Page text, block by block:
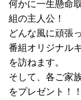
何かに一生懸命
組の主人公！
どんな風に頑張
番組オリジナル
を訪ねます。
そして、各ご家
をプレゼント！！